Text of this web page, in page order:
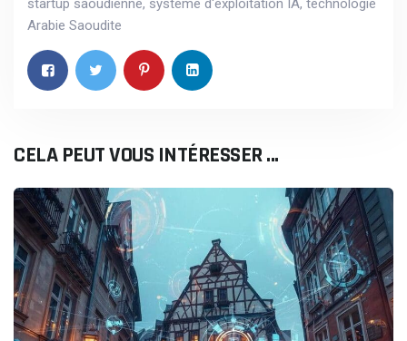
startup saoudienne, système d'exploitation IA, technologie
Arabie Saoudite
CELA PEUT VOUS INTÉRESSER ...